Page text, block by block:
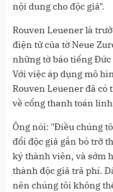
nội dung cho độc giả".
Rouven Leuener là
điện tử của tờ Neue
những tờ báo tiếng
Với việc áp dụng mô
Rouven Leuener đã
về cổng thanh toán
Ông nói: "Điều chúng
đổi độc giả gắn bó trở
ký thành viên, và sớm
thành độc giả trả phí.
nên chúng tôi không